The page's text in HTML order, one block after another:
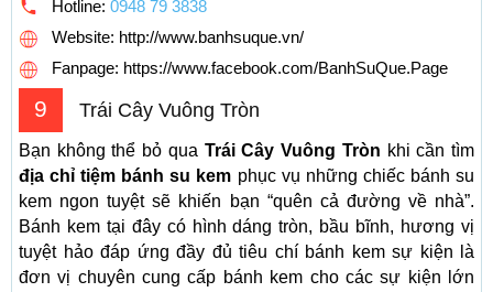
Hotline: 0948 79 3838
Website: http://www.banhsuque.vn/
Fanpage: https://www.facebook.com/BanhSuQue.Page
9 Trái Cây Vuông Tròn
Bạn không thể bỏ qua Trái Cây Vuông Tròn khi cần tìm
địa chỉ tiệm bánh su kem phục vụ những chiếc bánh su
kem ngon tuyệt sẽ khiến bạn “quên cả đường về nhà”.
Bánh kem tại đây có hình dáng tròn, bầu bĩnh, hương vị
tuyệt hảo đáp ứng đầy đủ tiêu chí bánh kem sự kiện là
đơn vị chuyên cung cấp bánh kem cho các sự kiện lớn